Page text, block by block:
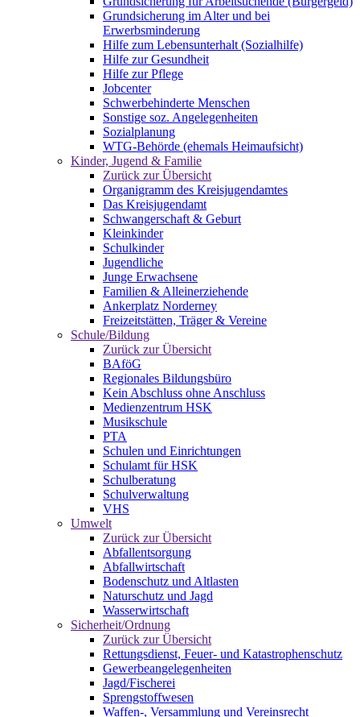
Grundsicherung im Alter und bei
Erwerbsminderung
Hilfe zum Lebensunterhalt (Sozialhilfe)
Hilfe zur Gesundheit
Hilfe zur Pflege
Jobcenter
Schwerbehinderte Menschen
Sonstige soz. Angelegenheiten
Sozialplanung
WTG-Behörde (ehemals Heimaufsicht)
Kinder, Jugend & Familie
Zurück zur Übersicht
Organigramm des Kreisjugendamtes
Das Kreisjugendamt
Schwangerschaft & Geburt
Kleinkinder
Schulkinder
Jugendliche
Junge Erwachsene
Familien & Alleinerziehende
Ankerplatz Norderney
Freizeitstätten, Träger & Vereine
Schule/Bildung
Zurück zur Übersicht
BAföG
Regionales Bildungsbüro
Kein Abschluss ohne Anschluss
Medienzentrum HSK
Musikschule
PTA
Schulen und Einrichtungen
Schulamt für HSK
Schulberatung
Schulverwaltung
VHS
Umwelt
Zurück zur Übersicht
Abfallentsorgung
Abfallwirtschaft
Bodenschutz und Altlasten
Naturschutz und Jagd
Wasserwirtschaft
Sicherheit/Ordnung
Zurück zur Übersicht
Rettungsdienst, Feuer- und Katastrophenschutz
Gewerbeangelegenheiten
Jagd/Fischerei
Sprengstoffwesen
Waffen-, Versammlung und Vereinsrecht